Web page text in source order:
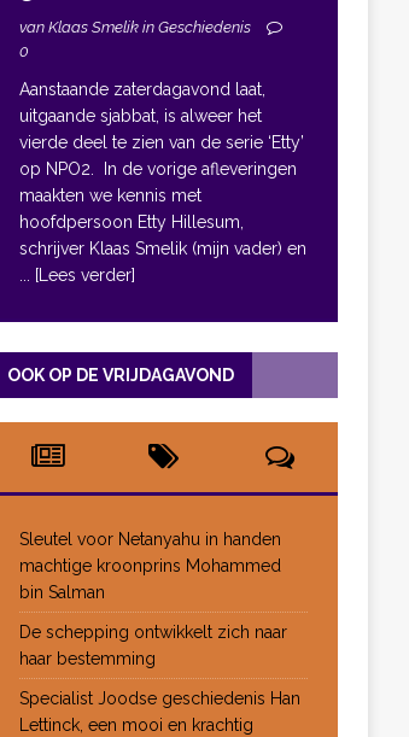
van Klaas Smelik in Geschiedenis
0
Aanstaande zaterdagavond laat,
uitgaande sjabbat, is alweer het
vierde deel te zien van de serie ‘Etty’
op NPO2. In de vorige afleveringen
maakten we kennis met
hoofdpersoon Etty Hillesum,
schrijver Klaas Smelik (mijn vader) en
... [Lees verder]
OOK OP DE VRIJDAGAVOND
Sleutel voor Netanyahu in handen
machtige kroonprins Mohammed
bin Salman
De schepping ontwikkelt zich naar
haar bestemming
Specialist Joodse geschiedenis Han
Lettinck, een mooi en krachtig